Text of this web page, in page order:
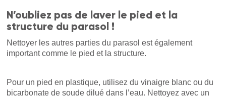
N’oubliez pas de laver le pied et la
structure du parasol !
Nettoyer les autres parties du parasol est également
important comme le pied et la structure.
Pour un pied en plastique, utilisez du vinaigre blanc ou du
bicarbonate de soude dilué dans l’eau. Nettoyez avec un